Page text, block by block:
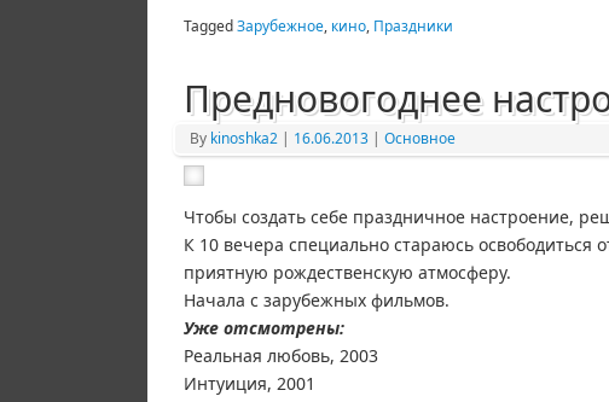
TaggedЗарубежное, кино, Праздники
Предновогоднее
By kinoshka2 | 16.06.2013 | Основное
Чтобы создать себе праздничное настроение,
К 10 вечера специально стараюсь освободиться
приятную рождественскую атмосферу.
Начала с зарубежных фильмов.
Уже отсмотрены:
Реальная любовь, 2003
Интуиция, 2001